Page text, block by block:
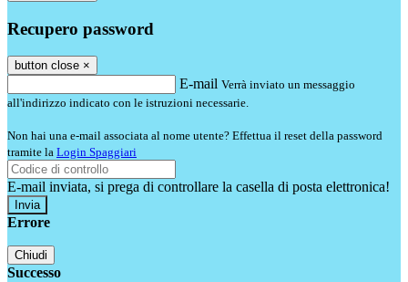
Recupero password
button close ×
E-mail Verrà inviato un messaggio
all'indirizzo indicato con le istruzioni necessarie.
Non hai una e-mail associata al nome utente? Effettua il reset della password
tramite la Login Spaggiari
E-mail inviata, si prega di controllare la casella di posta elettronica!
Errore
Chiudi
Successo